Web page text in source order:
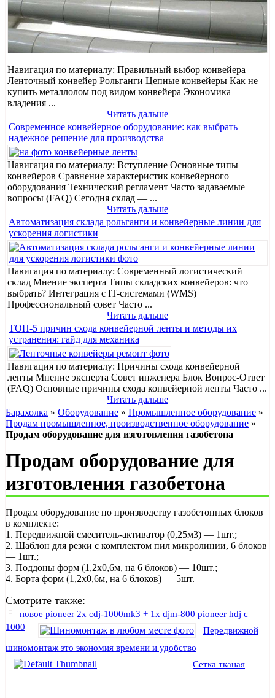
Навигация по материалу: Правильный выбор конвейера
Ленточный конвейер Рольганги Цепные конвейеры Как не
купить металлолом под видом конвейера Экономика
владения ...
Читать дальше
Современное конвейерное оборудование: как выбрать
надежное решение для производства
Навигация по материалу: Вступление Основные типы
конвейеров Сравнение характеристик конвейерного
оборудования Технический регламент Часто задаваемые
вопросы (FAQ) Сегодня склад — ...
Читать дальше
Автоматизация склада рольганги и конвейерные линии для
ускорения логистики
Навигация по материалу: Современный логистический
склад Мнение эксперта Типы складских конвейеров: что
выбрать? Интеграция с IT-системами (WMS)
Профессиональный совет Часто ...
Читать дальше
ТОП-5 причин схода конвейерной ленты и методы их
устранения: гайд для механика
Навигация по материалу: Причины схода конвейерной
ленты Мнение эксперта Совет инженера Блок Вопрос-Ответ
(FAQ) Основные причины схода конвейерной ленты Часто ...
Читать дальше
Барахолка » Оборудование » Промышленное оборудование »
Продам промышленное, производственное оборудование »
Продам оборудование для изготовления газобетона
Продам оборудование для
изготовления газобетона
Продам оборудование по производству газобетонных блоков
в комплекте:
1. Передвижной смеситель-активатор (0,25м3) — 1шт.;
2. Шаблон для резки с комплектом пил микролинии, 6 блоков
— 1шт.;
3. Поддоны форм (1,2х0,6м, на 6 блоков) — 10шт.;
4. Борта форм (1,2х0,6м, на 6 блоков) — 5шт.
Смотрите также:
новое pioneer 2x cdj-1000mk3 + 1x djm-800 pioneer hdj c
1000
Передвижной
шиномонтаж это экономия времени и удобство
Сетка тканая